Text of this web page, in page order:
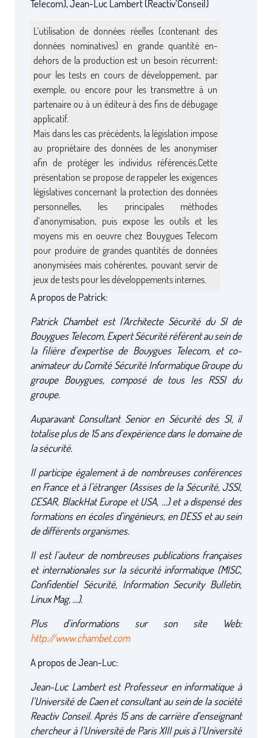
Telecom), Jean-Luc Lambert (Reactiv’Conseil)
L’utilisation de données réelles (contenant des
données nominatives) en grande quantité en-
dehors de la production est un besoin récurrent:
pour les tests en cours de développement, par
exemple, ou encore pour les transmettre à un
partenaire ou à un éditeur à des fins de débugage
applicatif.
Mais dans les cas précédents, la législation impose
au propriétaire des données de les anonymiser
afin de protéger les individus référencés.Cette
présentation se propose de rappeler les exigences
législatives concernant la protection des données
personnelles, les principales méthodes
d’anonymisation, puis expose les outils et les
moyens mis en oeuvre chez Bouygues Telecom
pour produire de grandes quantités de données
anonymisées mais cohérentes, pouvant servir de
jeux de tests pour les développements internes.
A propos de Patrick:
Patrick Chambet est l’Architecte Sécurité du SI de
Bouygues Telecom, Expert Sécurité référent au sein de
la filière d’expertise de Bouygues Telecom, et co-
animateur du Comité Sécurité Informatique Groupe du
groupe Bouygues, composé de tous les RSSI du
groupe.
Auparavant Consultant Senior en Sécurité des SI, il
totalise plus de 15 ans d’expérience dans le domaine de
la sécurité.
Il participe également à de nombreuses conférences
en France et à l’étranger (Assises de la Sécurité, JSSI,
CESAR, BlackHat Europe et USA, …) et a dispensé des
formations en écoles d’ingénieurs, en DESS et au sein
de différents organismes.
Il est l’auteur de nombreuses publications françaises
et internationales sur la sécurité informatique (MISC,
Confidentiel Sécurité, Information Security Bulletin,
Linux Mag, …).
Plus d’informations sur son site Web:
http://www.chambet.com
A propos de Jean-Luc:
Jean-Luc Lambert est Professeur en informatique à
l’Université de Caen et consultant au sein de la société
Reactiv Conseil. Après 15 ans de carrière d’enseignant
chercheur à l’Université de Paris XIII puis à l’Université